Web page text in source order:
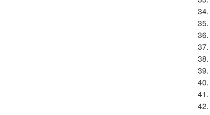
34.
35.
36.
37.
38.
39.
40.
41.
42.